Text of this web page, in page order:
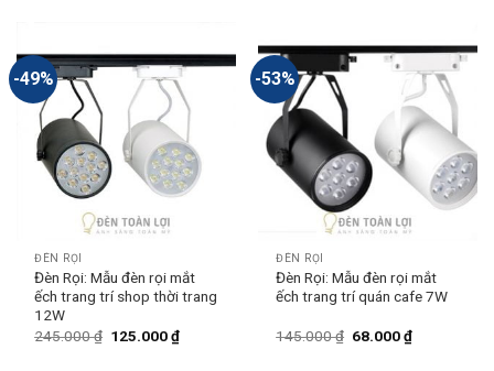
-49%
ĐÈN RỌI
Đèn Rọi: Mẫu đèn rọi mắt
ếch trang trí shop thời trang
12W
245.000₫ 125.000₫
-53%
ĐÈN RỌI
Đèn Rọi: Mẫu đèn rọi mắt
ếch trang trí quán cafe 7W
145.000₫ 68.000₫